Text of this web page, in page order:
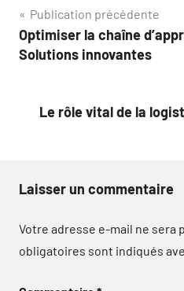
Navigation
de
Publication précédente
Optimiser la chaîne
Solutions innovantes
Le rôle vital de la
Laisser un commentaire
Votre adresse e-mail ne sera
obligatoires sont indiqués